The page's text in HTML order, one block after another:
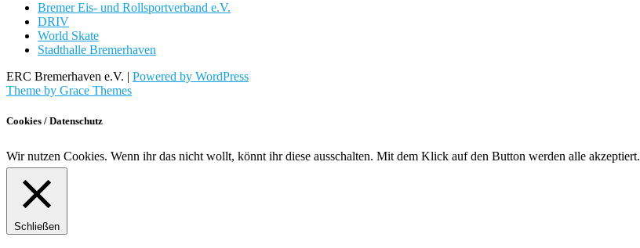
Bremer Eis- und Rollsportverband e.V.
DRIV
World Skate
Stadthalle Bremerhaven
ERC Bremerhaven e.V. | Powered by WordPress
Theme by Grace Themes
Cookies / Datenschutz
Wir nutzen Cookies. Wenn ihr das nicht wollt, könnt ihr diese ausschalten. Mit dem Klick auf den Button werden alle akzeptiert.
Schließen